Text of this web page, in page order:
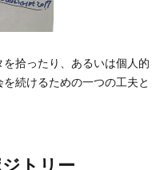
拾ったり、あるいは個人的
続けるための一つの工夫と
トリー